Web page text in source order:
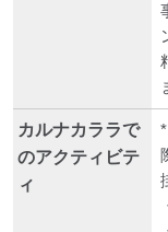
カルナカララで
のアクティビテ
ィ